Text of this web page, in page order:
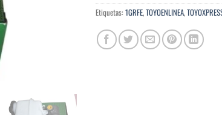
Etiquetas: 1GRFE,TOYOENLINEA,